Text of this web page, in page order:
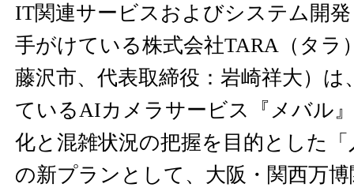
IT関連サービスおよびシステム開
手がけている株式会社TARA（タラ
藤沢市、代表取締役：岩崎祥大）は
ているAIカメラサービス『メバル
化と混雑状況の把握を目的とした
の新プランとして、大阪・関西万